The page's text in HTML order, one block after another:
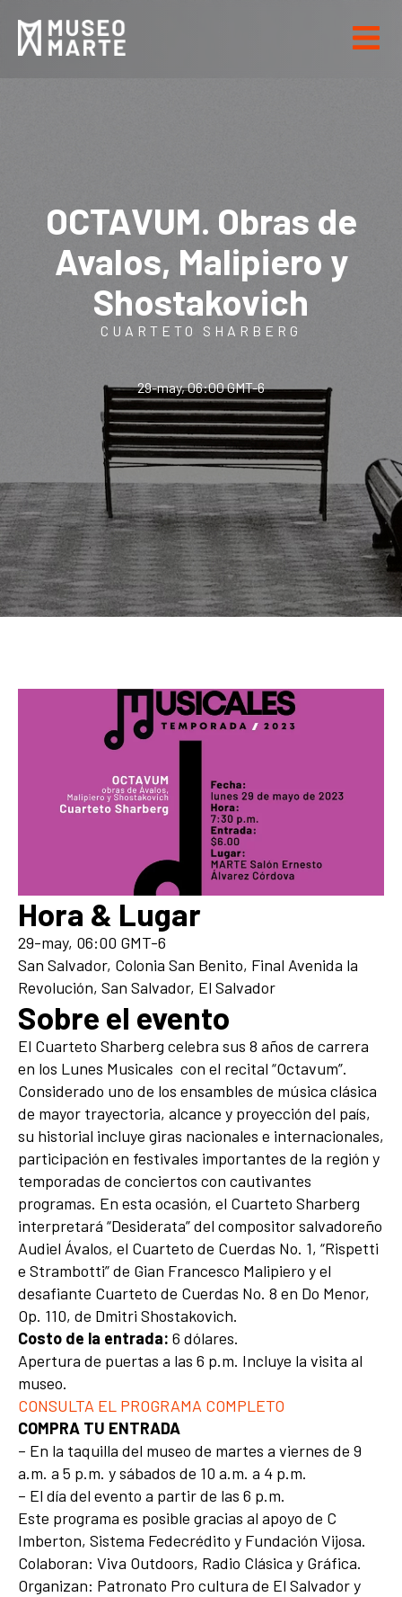
OCTAVUM. Obras de
Avalos, Malipiero y
Shostakovich
CUARTETO SHARBERG
29-may, 06:00 GMT-6
Hora & Lugar
29-may, 06:00 GMT-6
San Salvador, Colonia San Benito, Final Avenida la
Revolución, San Salvador, El Salvador
Sobre el evento
El Cuarteto Sharberg celebra sus 8 años de carrera
en los Lunes Musicales con el recital “Octavum”.
Considerado uno de los ensambles de música clásica
de mayor trayectoria, alcance y proyección del país,
su historial incluye giras nacionales e internacionales,
participación en festivales importantes de la región y
temporadas de conciertos con cautivantes
programas. En esta ocasión, el Cuarteto Sharberg
interpretará “Desiderata” del compositor salvadoreño
Audiel Ávalos, el Cuarteto de Cuerdas No. 1, “Rispetti
e Strambotti” de Gian Francesco Malipiero y el
desafiante Cuarteto de Cuerdas No. 8 en Do Menor,
Op. 110, de Dmitri Shostakovich.
Costo de la entrada: 6 dólares.
Apertura de puertas a las 6 p.m. Incluye la visita al
museo.
CONSULTA EL PROGRAMA COMPLETO
COMPRA TU ENTRADA
– En la taquilla del museo de martes a viernes de 9
a.m. a 5 p.m. y sábados de 10 a.m. a 4 p.m.
– El día del evento a partir de las 6 p.m.
Este programa es posible gracias al apoyo de C
Imberton, Sistema Fedecrédito y Fundación Vijosa.
Colaboran: Viva Outdoors, Radio Clásica y Gráfica.
Organizan: Patronato Pro cultura de El Salvador y